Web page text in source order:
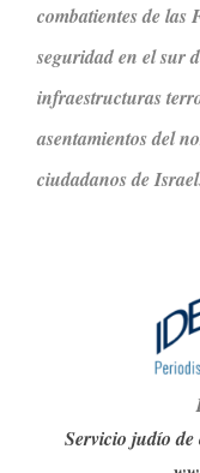
combatientes de las
seguridad en el sur
infraestructuras
asentamientos del
ciudadanos de
Servicio judío